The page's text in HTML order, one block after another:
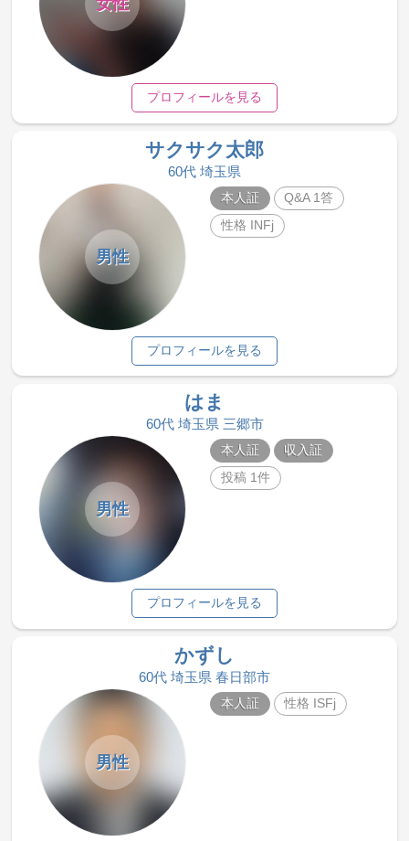
女性
プロフィールを見る
サクサク太郎
60代 埼玉県
男性
本人証
Q&A 1答
性格 INFj
プロフィールを見る
はま
60代 埼玉県 三郷市
男性
本人証
収入証
投稿 1件
プロフィールを見る
かずし
60代 埼玉県 春日部市
男性
本人証 性格 ISFj